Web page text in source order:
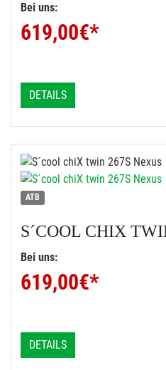
Bei uns:
619,00€*
DETAILS
ATB
S´COOL CHIX
Bei uns:
619,00€*
DETAILS